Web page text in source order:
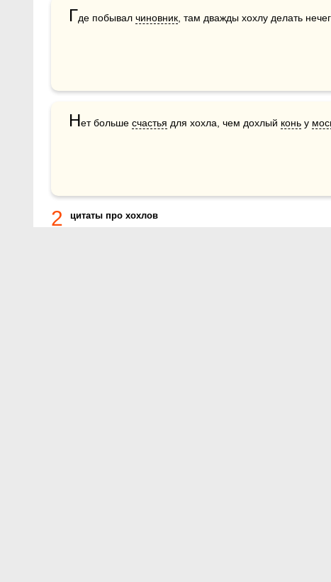
Где побывал чиновник , там дважды хохлу делать
Нет больше счастья для хохла, чем дохлый конь у
2 цитаты про хохлов